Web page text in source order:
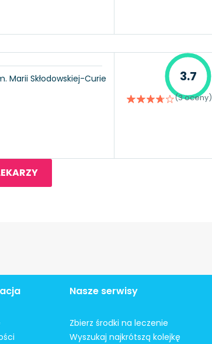
Marii Skłodowskiej-Curie
3.7
(3 oceny)
Nasze serwisy
Zbierz środki na leczenie
Wyszukaj najkrótszą kolejkę